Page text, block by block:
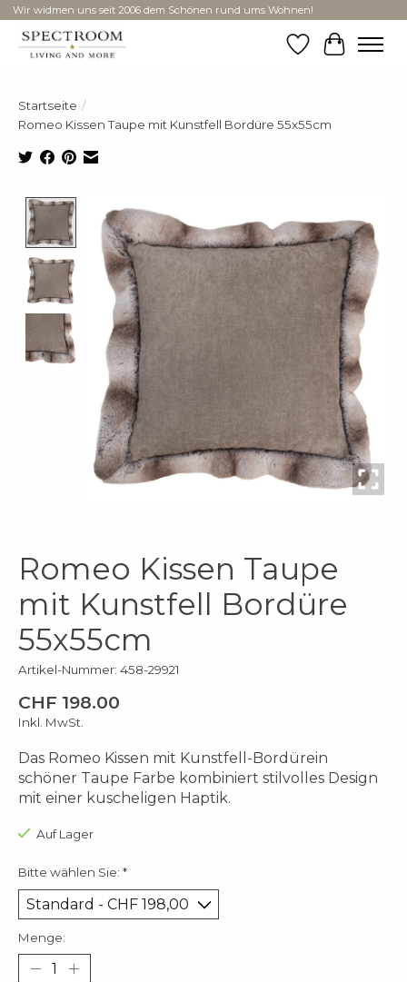
Wir widmen uns seit 2006 dem Schönen rund ums Wohnen!
Wunschzettel
Ihr
Startseite /
Romeo Kissen Taupe mit Kunstfell Bordüre 55x55cm
Product image slideshow Items
Romeo Kissen Taupe
mit Kunstfell Bordüre
55x55cm
Artikel-Nummer: 458-29921
CHF 198.00
Inkl. MwSt.
Das Romeo Kissen mit Kunstfell-Bordürein
schöner Taupe Farbe kombiniert stilvolles Design
mit einer kuscheligen Haptik.
Auf Lager
Bitte wählen Sie: *
Menge: